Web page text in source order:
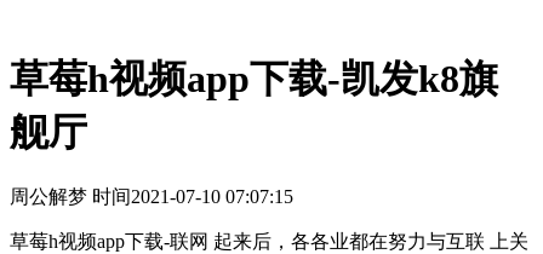
草莓h视频app下载-凯发k8旗
舰厅
周公解梦 时间2021-07-10 07:07:15
草莓h视频app下载-联网 起来后，各各业都在努力与互联 上关